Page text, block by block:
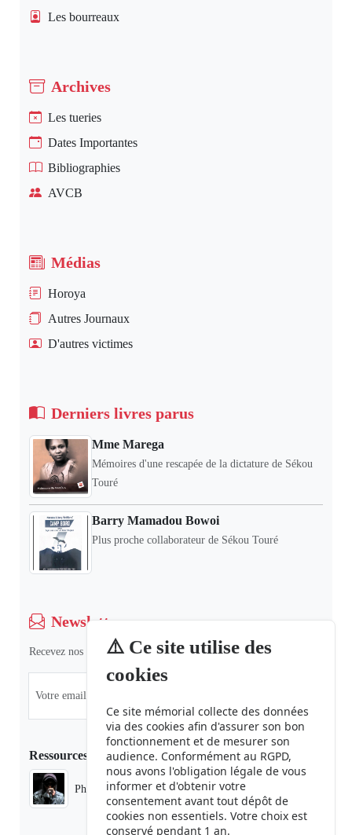
⚠️ Ce site utilise des
cookies
Ce site mémorial collecte des données
via des cookies afin d'assurer son bon
fonctionnement et de mesurer son
audience. Conformément au RGPD,
nous avons l'obligation légale de vous
informer et d'obtenir votre
consentement avant tout dépôt de
cookies non essentiels. Votre choix est
conservé pendant 1 an.
Les bourreaux
Archives
Les tueries
Dates Importantes
Bibliographies
AVCB
Médias
Horoya
Autres Journaux
D'autres victimes
Derniers livres parus
Mme Marega
Mémoires d'une rescapée de la dictature de Sékou
Touré
Barry Mamadou Bowoi
Plus proche collaborateur de Sékou Touré
Newsletter
Recevez nos dernières informations et actualités.
Ressources
Phaduba camp boiro